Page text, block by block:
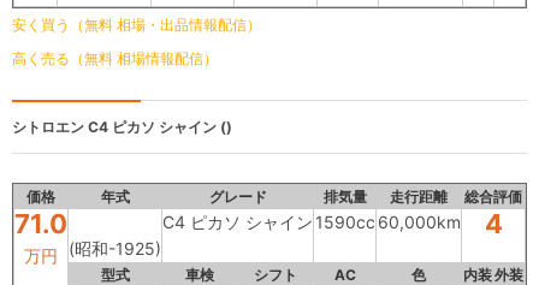
安く買う（無料 相場・出品情報配信）
高く売る（無料 相場情報配信）
シトロエン C4 ピカソ シャイン ()
価格 年式 グレード 排気量 走行距離 総合評価
71.0
万円 (昭和-1925)
C4 ピカソ シャイン 1590cc 60,000km 4
型式 車検 シフト AC 色 内装外装